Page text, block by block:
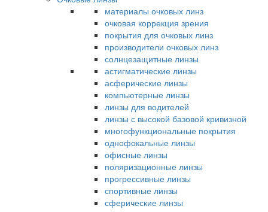
материалы очковых линз
очковая коррекция зрения
покрытия для очковых линз
производители очковых линз
солнцезащитные линзы
астигматические линзы
асферические линзы
компьютерные линзы
линзы для водителей
линзы с высокой базовой кривизной
многофункциональные покрытия
однофокальные линзы
офисные линзы
поляризационные линзы
прогрессивные линзы
спортивные линзы
сферические линзы